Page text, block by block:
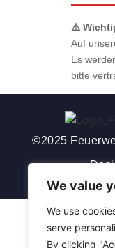
We value
We use
serve
By clicking
⚠️
Auf
Es
bitte
©2025